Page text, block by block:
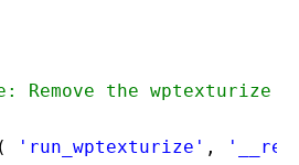
Remove the
'run_wptexturize' ,